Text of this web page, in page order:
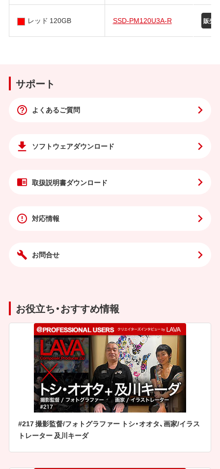
レッド 120GB SSD-PM120U3A-R
サポート
よくあるご質問
ソフトウェアダウンロード
取扱説明書ダウンロード
対応情報
お問合せ
お役立ち・おすすめ情報
#217 撮影監督/フォトグラファー トシ・オオタ、画家/イラス
トレーター 及川キーダ